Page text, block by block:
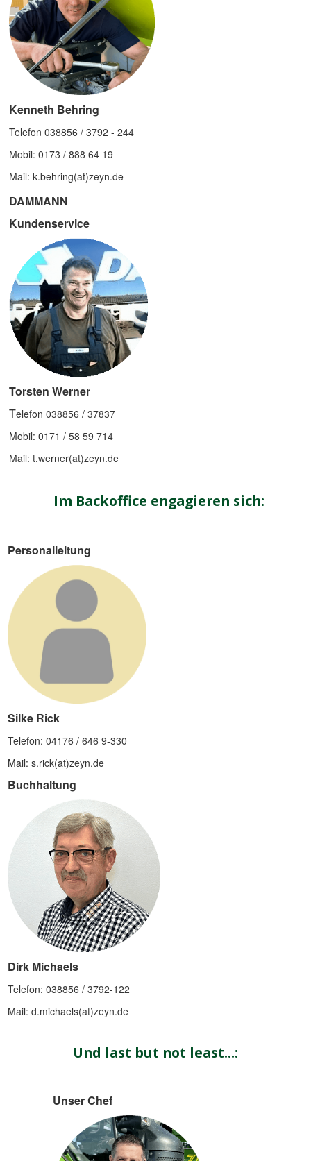
Kenneth Behring
Telefon 038856 / 3792 - 244
Mobil: 0173 / 888 64 19
Mail: k.behring(at)zeyn.de
DAMMANN
Kundenservice
Torsten Werner
Telefon 038856 / 37837
Mobil: 0171 / 58 59 714
Mail: t.werner(at)zeyn.de
Im Backoffice engagieren sich:
Personalleitung
Silke Rick
Telefon: 04176 / 646 9-330
Mail: s.rick(at)zeyn.de
Buchhaltung
Dirk Michaels
Telefon: 038856 / 3792-122
Mail: d.michaels(at)zeyn.de
Und last but not least...:
Unser Chef